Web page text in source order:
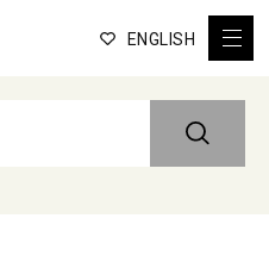
ENGLISH